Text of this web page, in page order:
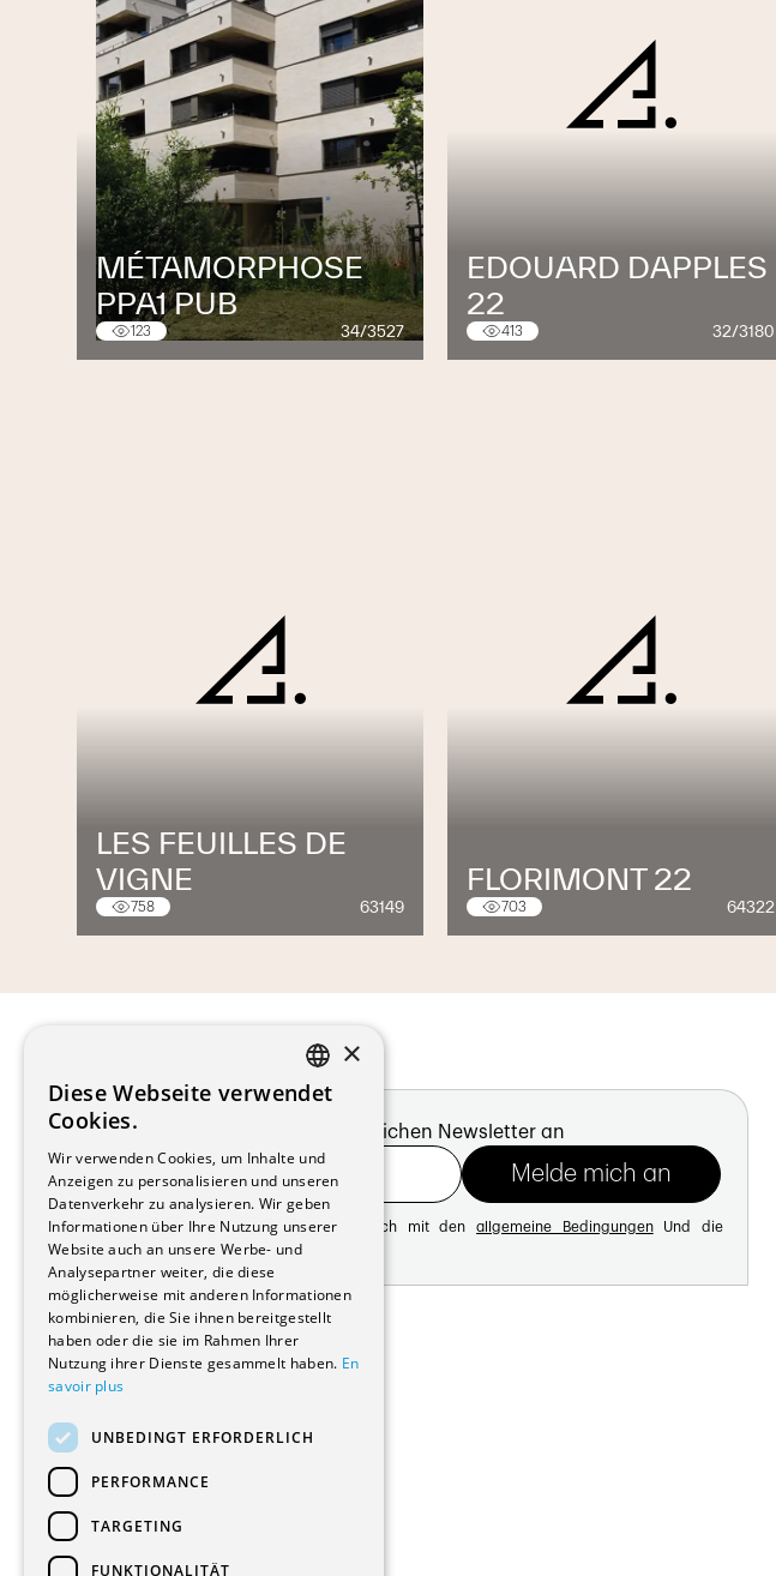
MÉTAMORPHOSE
PPA1 PUB
123 34/3527
EDOUARD DAPPLES
22
413 32/3180
LES FEUILLES DE
VIGNE
758 63149
FLORIMONT 22
703 64322
Melde dich für unseren monatlichen Newsletter an
Mit der Registrierung erklären Sie sich mit denallgemeine BedingungenUnd die
Datenschutzrichtlinie
Adresse:
Avenue de Longemalle 21
1020 Renens
Schweiz
Kontakt:
Plattform: +41 21 631 10 50
info@architectes.ch
FRENCH
×
Diese Webseite verwendet
Cookies.
Wir verwenden Cookies, um Inhalte und
Anzeigen zu personalisieren und unseren
Datenverkehr zu analysieren. Wir geben
Informationen über Ihre Nutzung unserer
Website auch an unsere Werbe- und
Analysepartner weiter, die diese
möglicherweise mit anderen Informationen
kombinieren, die Sie ihnen bereitgestellt
haben oder die sie im Rahmen Ihrer
Nutzung ihrer Dienste gesammelt haben. En
savoir plus
UNBEDINGT ERFORDERLICH
PERFORMANCE
TARGETING
FUNKTIONALITÄT